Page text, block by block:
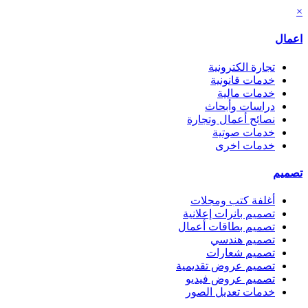
×
اعمال
تجارة الكترونية
خدمات قانونية
خدمات مالية
دراسات وأبحاث
نصائح أعمال وتجارة
خدمات صوتية
خدمات اخرى
تصميم
أغلفة كتب ومجلات
تصميم بانرات إعلانية
تصميم بطاقات أعمال
تصميم هندسي
تصميم شعارات
تصميم عروض تقديمية
تصميم عروض فيديو
خدمات تعديل الصور